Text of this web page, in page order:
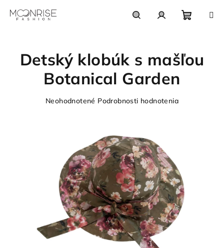
košík
Detský klobúk s mašľou
Botanical Garden
Priemerné
hviezdičiek.
Neohodnotené Podrobnosti hodnotenia